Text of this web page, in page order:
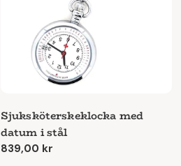
Sjuksköterskeklocka med
datum i stål
Ordinarie
839,00 kr